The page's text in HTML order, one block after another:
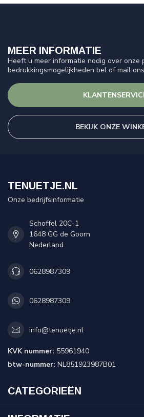
MEER INFORMATIE
Heeft u meer informatie nodig over onze
bedrukkingsmogelijkheden bel of mail
BEKIJK ONZE
TENUETJE.NL
Onze bedrijfsinformatie
Schoffel 20C-1
1648 GG de Goorn
Nederland
0628987309
0628987309
info@tenuetje.nl
KVK nummer: 55961940
btw-nummer: NL851923987B01
CATEGORIEËN